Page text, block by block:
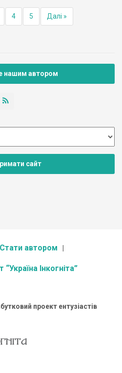
4 5 Далі »
нашим автором
сайт
Стати автором
Інкогніта”
проект ентузіастів